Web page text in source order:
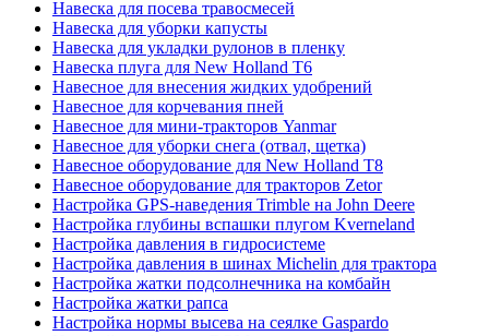
Навеска для посева травосмесей
Навеска для уборки капусты
Навеска для укладки рулонов в пленку
Навеска плуга для New Holland T6
Навесное для внесения жидких удобрений
Навесное для корчевания пней
Навесное для мини-тракторов Yanmar
Навесное для уборки снега (отвал, щетка)
Навесное оборудование для New Holland T8
Навесное оборудование для тракторов Zetor
Настройка GPS-наведения Trimble на John Deere
Настройка глубины вспашки плугом Kverneland
Настройка давления в гидросистеме
Настройка давления в шинах Michelin для трактора
Настройка жатки подсолнечника на комбайн
Настройка жатки рапса
Настройка нормы высева на сеялке Gaspardo